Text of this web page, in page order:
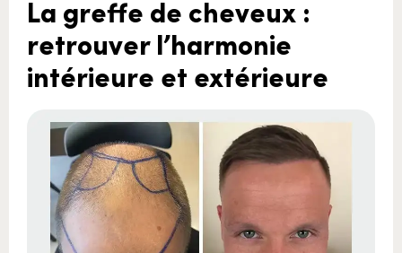
La greffe de cheveux :
retrouver l’harmonie
intérieure et extérieure